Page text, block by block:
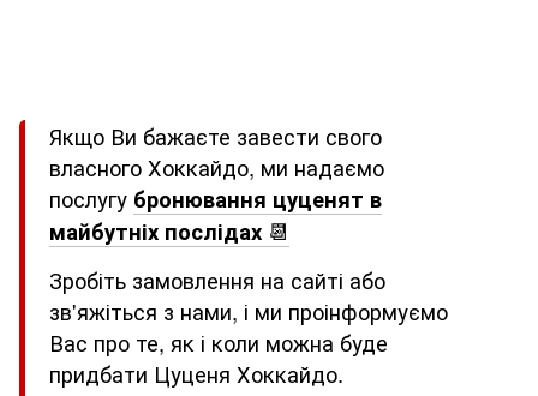
Якщо Ви бажаєте завести свого
власного Хоккайдо, ми надаємо
послугу бронювання цуценят в
майбутніх послідах 📆
Зробіть замовлення на сайті або
зв'яжіться з нами, і ми проінформуємо
Вас про те, як і коли можна буде
придбати Цуценя Хоккайдо.